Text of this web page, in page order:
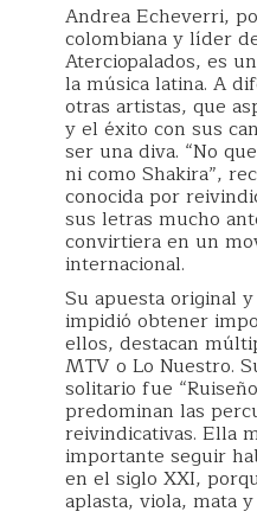
Andrea Echeverri,
colombiana y líder
Aterciopalados, es
la música latina. A
otras artistas, que
y el éxito con sus
ser una diva. “No
ni como Shakira”,
conocida por
sus letras mucho
convirtiera en un
internacional.
Su apuesta original
impidió obtener
ellos, destacan
MTV o Lo Nuestro.
solitario fue
predominan las
reivindicativas. Ella
importante seguir
en el siglo XXI,
aplasta, viola, mata